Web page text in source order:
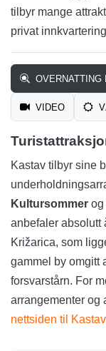
tilbyr mange
privat
OVERNATTING
VIDEO
Kastav tilbyr sine
Kultursommer og
anbefaler absolutt
Križarica, som
gammel by omgitt
forsvarstårn. For
arrangementer og
nettsiden til